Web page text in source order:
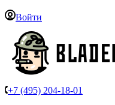
Войти
+7 (495) 204-18-01